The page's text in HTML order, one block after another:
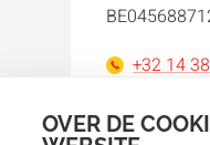
OVER DE
+32 14